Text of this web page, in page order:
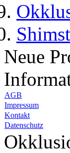
Neue
AGB
Impressum
Kontakt
Datenschutz